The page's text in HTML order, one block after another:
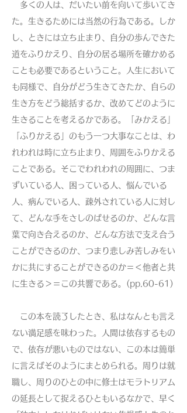
多くの人は、だいたい前を向いて歩いてき
た。生きるためには当然の行為である。しか
し、ときには立ち止まり、自分の歩んできた
道をふりかえり、自分の居る場所を確かめる
ことも必要であるということ。人生において
も同様で、自分がどう生きてきたか、自らの
生き方をどう総括するか、改めてどのように
生きることを考えるかである。「みかえる」
「ふりかえる」のもう一つ大事なことは、わ
れわれは時に立ち止まり、周囲をふりかえる
ことである。そこでわれわれの周囲に、つま
ずいている人、困っている人、悩んでいる
人、病んでいる人、疎外されている人に対し
て、どんな手をさしのばせるのか、どんな言
葉で向き合えるのか、どんな方法で支え合う
ことができるのか、つまり悲しみ苦しみをい
かに共にすることができるのか＝＜他者と共
に生きる＞＝この共響である。(pp.60-61)
この本を読了したとき、私はなんとも言え
ない満足感を味わった。人間は依存するもの
で、依存が悪いものではない、この本は簡単
に言えばそのようにまとめられる。周りは就
職し、周りのひとの中に修士はモラトリアム
の延長として捉えるひともいるなかで、早く